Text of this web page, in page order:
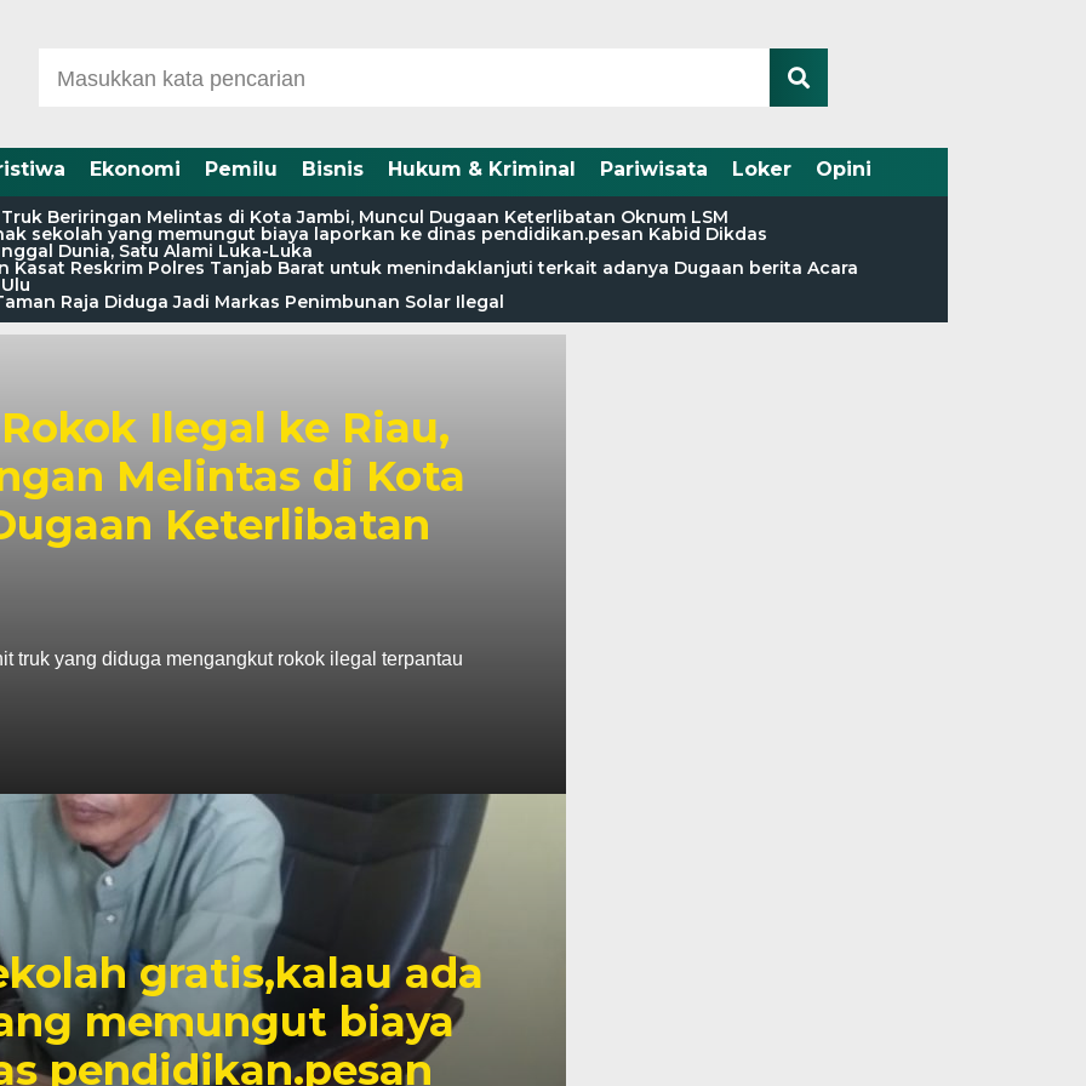
Ekonomi Pemilu Bisnis Hukum & Kriminal Pariwisata Loker Opini
Beriringan Melintas di Kota Jambi, Muncul Dugaan Keterlibatan Oknum LSM
sekolah yang memungut biaya laporkan ke dinas pendidikan.pesan Kabid Dikdas
Dunia, Satu Alami Luka-Luka
Kasat Reskrim Polres Tanjab Barat untuk menindaklanjuti terkait adanya Dugaan berita Acara
Raja Diduga Jadi Markas Penimbunan Solar Ilegal
Ilegal ke Riau,
Melintas di Kota
Keterlibatan
truk yang diduga mengangkut rokok ilegal terpantau
gratis,kalau ada
memungut biaya
pendidikan.pesan